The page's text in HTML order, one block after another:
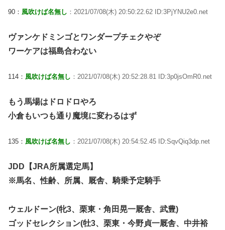
90： 風吹けば名無し ：2021/07/08(木) 20:50:22.62 ID:3PjYNU2e0.net
ヴァンケドミンゴとワンダープチェクやぞ
ワーケアは福島合わない
114： 風吹けば名無し ：2021/07/08(木) 20:52:28.81 ID:3p0jsOmR0.net
もう馬場はドロドロやろ
小倉もいつも通り魔境に変わるはず
135： 風吹けば名無し ：2021/07/08(木) 20:54:52.45 ID:SqvQiq3dp.net
JDD【JRA所属選定馬】
※馬名、性齢、所属、厩舎、騎乗予定騎手
ウェルドーン(牝3、栗東・角田晃一厩舎、武豊)
ゴッドセレクション(牡3、栗東・今野貞一厩舎、中井裕